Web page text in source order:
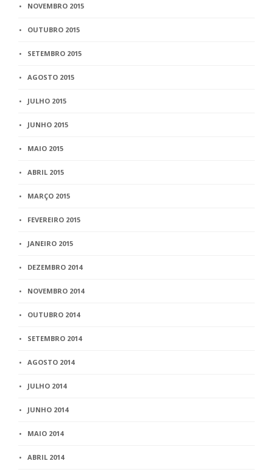
NOVEMBRO 2015
OUTUBRO 2015
SETEMBRO 2015
AGOSTO 2015
JULHO 2015
JUNHO 2015
MAIO 2015
ABRIL 2015
MARÇO 2015
FEVEREIRO 2015
JANEIRO 2015
DEZEMBRO 2014
NOVEMBRO 2014
OUTUBRO 2014
SETEMBRO 2014
AGOSTO 2014
JULHO 2014
JUNHO 2014
MAIO 2014
ABRIL 2014